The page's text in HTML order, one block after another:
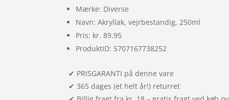
Mærke: Diverse
Navn: Akryllak, vejrbestandig, 250ml
Pris: kr. 89.95
ProduktID: 5707167738252
✔ PRISGARANTI på denne vare
✔ 365 dages (et helt år!) returret